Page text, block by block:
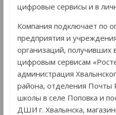
цифровые сервисы и в
Компания подключает по
предприятия и
организаций, получивших
цифровым сервисам
администрация
района, отделения Почты
школы в селе Поповка и
ДШИ г. Хвалынска,